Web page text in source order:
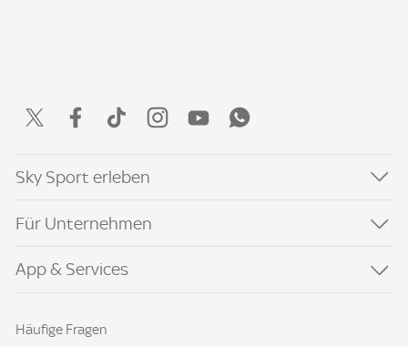
Sky Sport erleben
Für Unternehmen
App & Services
Häufige Fragen